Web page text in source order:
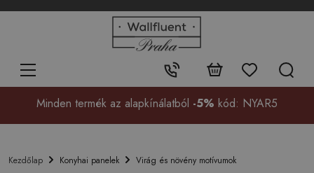
Érintkezés:
+48
99
Minden termék az alapkínálatból -5% kód: NYAR5
Kezdőlap Konyhai panelek Virág és növény motívumok